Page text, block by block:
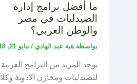
ما أفضل برامج إدارة
الصيدليات في مصر
والوطن العربي؟
بواسطة هبة عبد الهادي / مايو 21, 2018
يوجد المزيد من البرامج العربية
للصيدليات ومخازن الادوية وكلاً